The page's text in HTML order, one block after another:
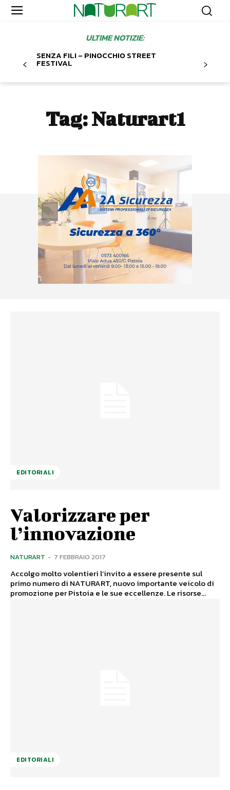
ULTIME NOTIZIE:
SENZA FILI – PINOCCHIO STREET
FESTIVAL
Tag:Naturart1
EDITORIALI
Valorizzare per
l’innovazione
NATURART - 7 FEBBRAIO 2017
Accolgo molto volentieri l’invito a essere presente sul
primo numero di NATURART, nuovo importante veicolo di
promozione per Pistoia e le sue eccellenze. Le risorse...
EDITORIALI